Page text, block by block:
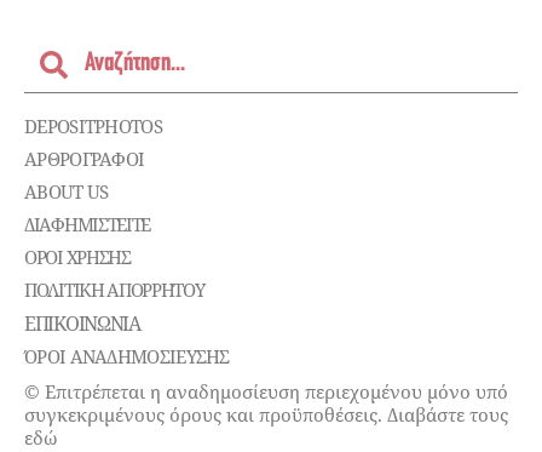
DEPOSITPHOTOS
ΑΡΘΡΟΓΡΑΦΟΙ
ABOUT US
ΔΙΑΦΗΜΙΣΤΕΊΤΕ
ΌΡΟΙ ΧΡΉΣΗΣ
ΠΟΛΙΤΙΚΉ ΑΠΟΡΡΉΤΟΥ
ΕΠΙΚΟΙΝΩΝΊΑ
ΌΡΟΙ ΑΝΑΔΗΜΟΣΙΕΥΣΗΣ
© Επιτρέπεται η αναδημοσίευση περιεχομένου μόνο υπό
συγκεκριμένους όρους και προϋποθέσεις. Διαβάστε τους
εδώ